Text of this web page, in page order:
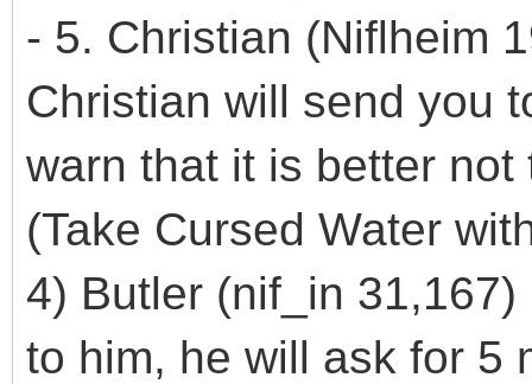
- 5. Christian (Niflheim
Christian will send you
warn that it is better
(Take Cursed Water
4) Butler (nif_in
to him, he will ask for 5